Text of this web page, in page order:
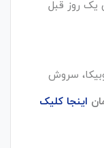
یک روز قبل
اینجا کلیک